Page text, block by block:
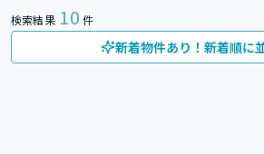
検索結果 10 件
新着物件あり！新着順に